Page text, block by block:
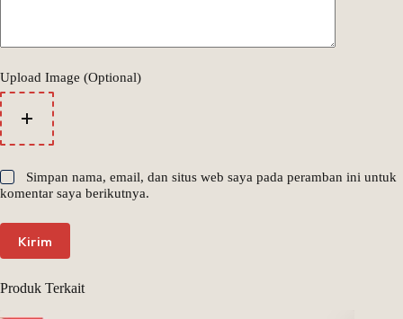
Upload Image (Optional)
Simpan nama, email, dan situs web saya pada peramban ini untuk
komentar saya berikutnya.
Kirim
Produk Terkait